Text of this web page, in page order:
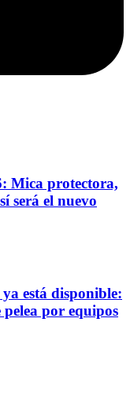
Mica protectora,
será el nuevo
está disponible:
pelea por equipos